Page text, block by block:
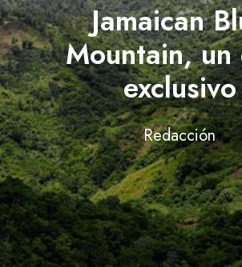
Jamaican
Mountain, un
exclusivo
Redacción